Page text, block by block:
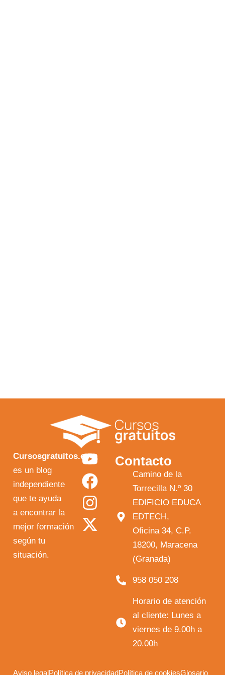
Cursosgratuitos.es
es un blog
independiente
que te ayuda
a encontrar la
mejor formación
según tu
situación.
Y
o
u
t
u
F
a
c
e
b
I
n
s
t
a
X
-
t
w
i
Contacto
Camino de la
Torrecilla N.º 30
EDIFICIO EDUCA
EDTECH,
Oficina 34, C.P.
18200, Maracena
(Granada)
958 050 208
Horario de atención
al cliente: Lunes a
viernes de 9.00h a
20.00h
Aviso legalPolítica de privacidadPolítica de cookiesGlosario